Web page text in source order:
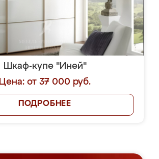
Шкаф-купе "Иней"
Цена: от 37 000 руб.
ПОДРОБНЕЕ